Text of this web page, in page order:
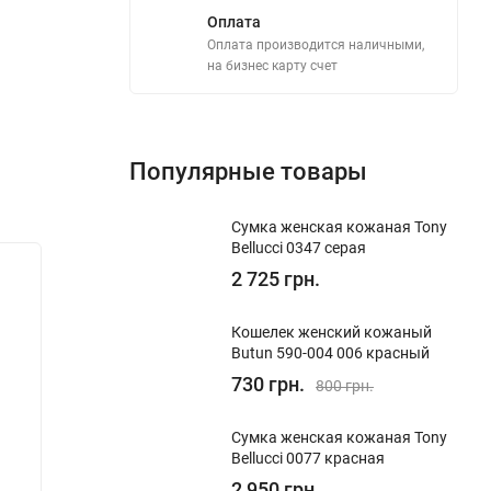
Tony Bellucci 01033-213 светло-
Оплата
Оплата производится наличными,
на бизнес карту счет
Популярные товары
Сумка женская кожаная Tony
Bellucci 0347 серая
2 725 грн.
Кошелек женский кожаный
Butun 590-004 006 красный
730 грн. 800 грн.
Сумка женская кожаная Tony
Bellucci 0077 красная